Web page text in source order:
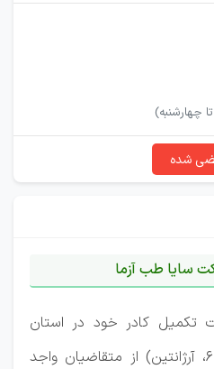
چهارشنبه)
شده
سایا طب آزما
کادر خود در استان
تهران، شهر تهران (منطقه ۶، آرژانتین) از متقاضیان واجد